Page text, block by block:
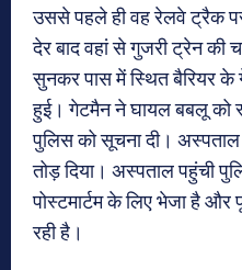
उससे पहले ही वह रेलवे ट्रैक
देर बाद वहां से गुजरी ट्रेन
सुनकर पास में स्थित बैरियर के
हुई। गेटमैन ने घायल बबलू को
पुलिस को सूचना दी।
तोड़ दिया। अस्पताल पहुंची
पोस्टमार्टम के लिए भेजा है
रही है।